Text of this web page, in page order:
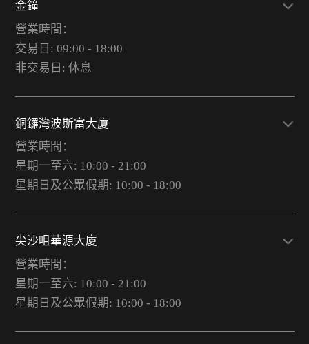
金鐘
營業時間：
交易日: 09:00 - 18:00
非交易日: 休息
銅鑼灣波斯富大廈
營業時間：
星期一至六: 10:00 - 21:00
星期日及公眾假期: 10:00 - 18:00
尖沙咀華源大廈
營業時間：
星期一至六: 10:00 - 21:00
星期日及公眾假期: 10:00 - 18:00